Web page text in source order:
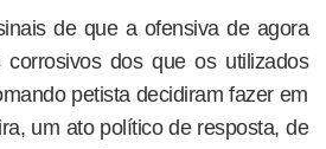
de que a ofensiva de agora
dos que os utilizados
petista decidiram fazer em
um ato político de resposta, de